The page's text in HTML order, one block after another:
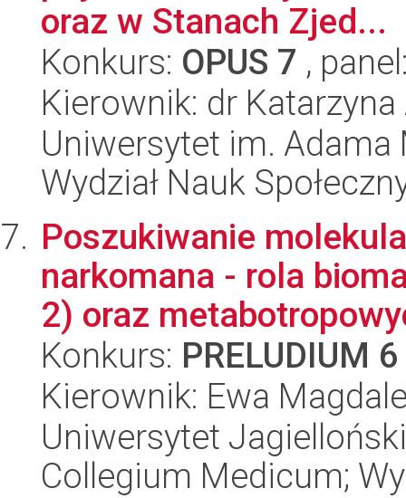
oraz w Stanach Zjed...
Konkurs: OPUS 7 ,
Kierownik: dr
Uniwersytet im.
Wydział Nauk
Poszukiwanie
narkomana - rola
2) oraz
Konkurs: PRELUDIUM 6
Kierownik: Ewa
Uniwersytet
Collegium Medicum;